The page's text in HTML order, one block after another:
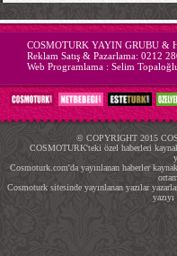
-->
COSMOTURK YAYIN GRUBU &
Reklam Satış & Pazarlama: 0212
Web Programlama : Selim
© COPYRIGHT 2015
COSMOTURK'teki özel haberleri
Cosmoturk.com'da yayınlanan haberler
Cosmoturk sitesinde yayınlanan yazılar